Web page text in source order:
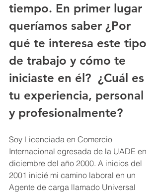
tiempo. En primer lugar
queríamos saber ¿Por
qué te interesa este tipo
de trabajo y cómo te
iniciaste en él?  ¿Cuál es
tu experiencia, personal
y profesionalmente?
Soy Licenciada en Comercio
Internacional egresada de la UADE en
diciembre del año 2000. A inicios del
2001 inicié mi camino laboral en un
Agente de carga llamado Universal